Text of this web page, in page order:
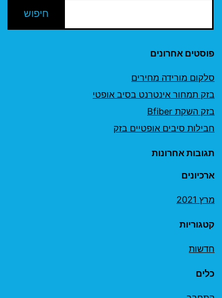
פוסטים אחרונים
סלקום מורידה מחירים
בזק תמחור אינטרנט בסיב אופטי
בזק השקת Bfiber
חבילות סיבים אופטיים בזק
תגובות אחרונות
ארכיונים
מרץ 2021
קטגוריות
חדשות
כלים